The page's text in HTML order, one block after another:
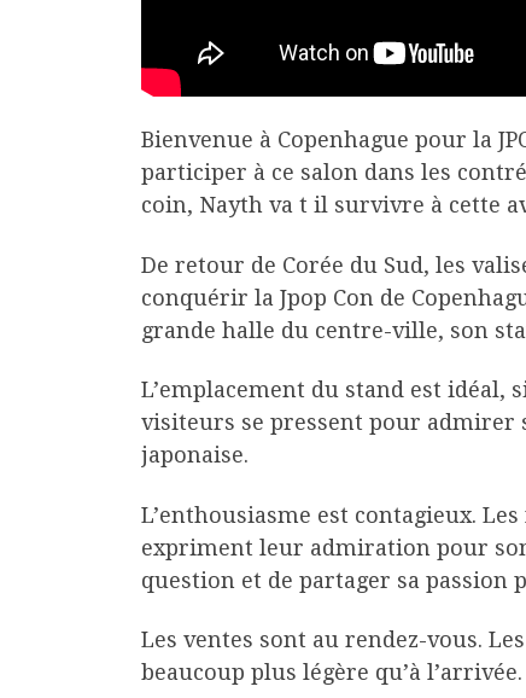
Bienvenue à Copenhague pour la
participer à ce salon dans les
coin, Nayth va t il survivre à cette
De retour de Corée du Sud, les
conquérir la Jpop Con de
grande halle du centre-ville, son
L’emplacement du stand est
visiteurs se pressent pour admirer
japonaise.
L’enthousiasme est contagieux.
expriment leur admiration pour
question et de partager sa passion
Les ventes sont au rendez-vous.
beaucoup plus légère qu’à